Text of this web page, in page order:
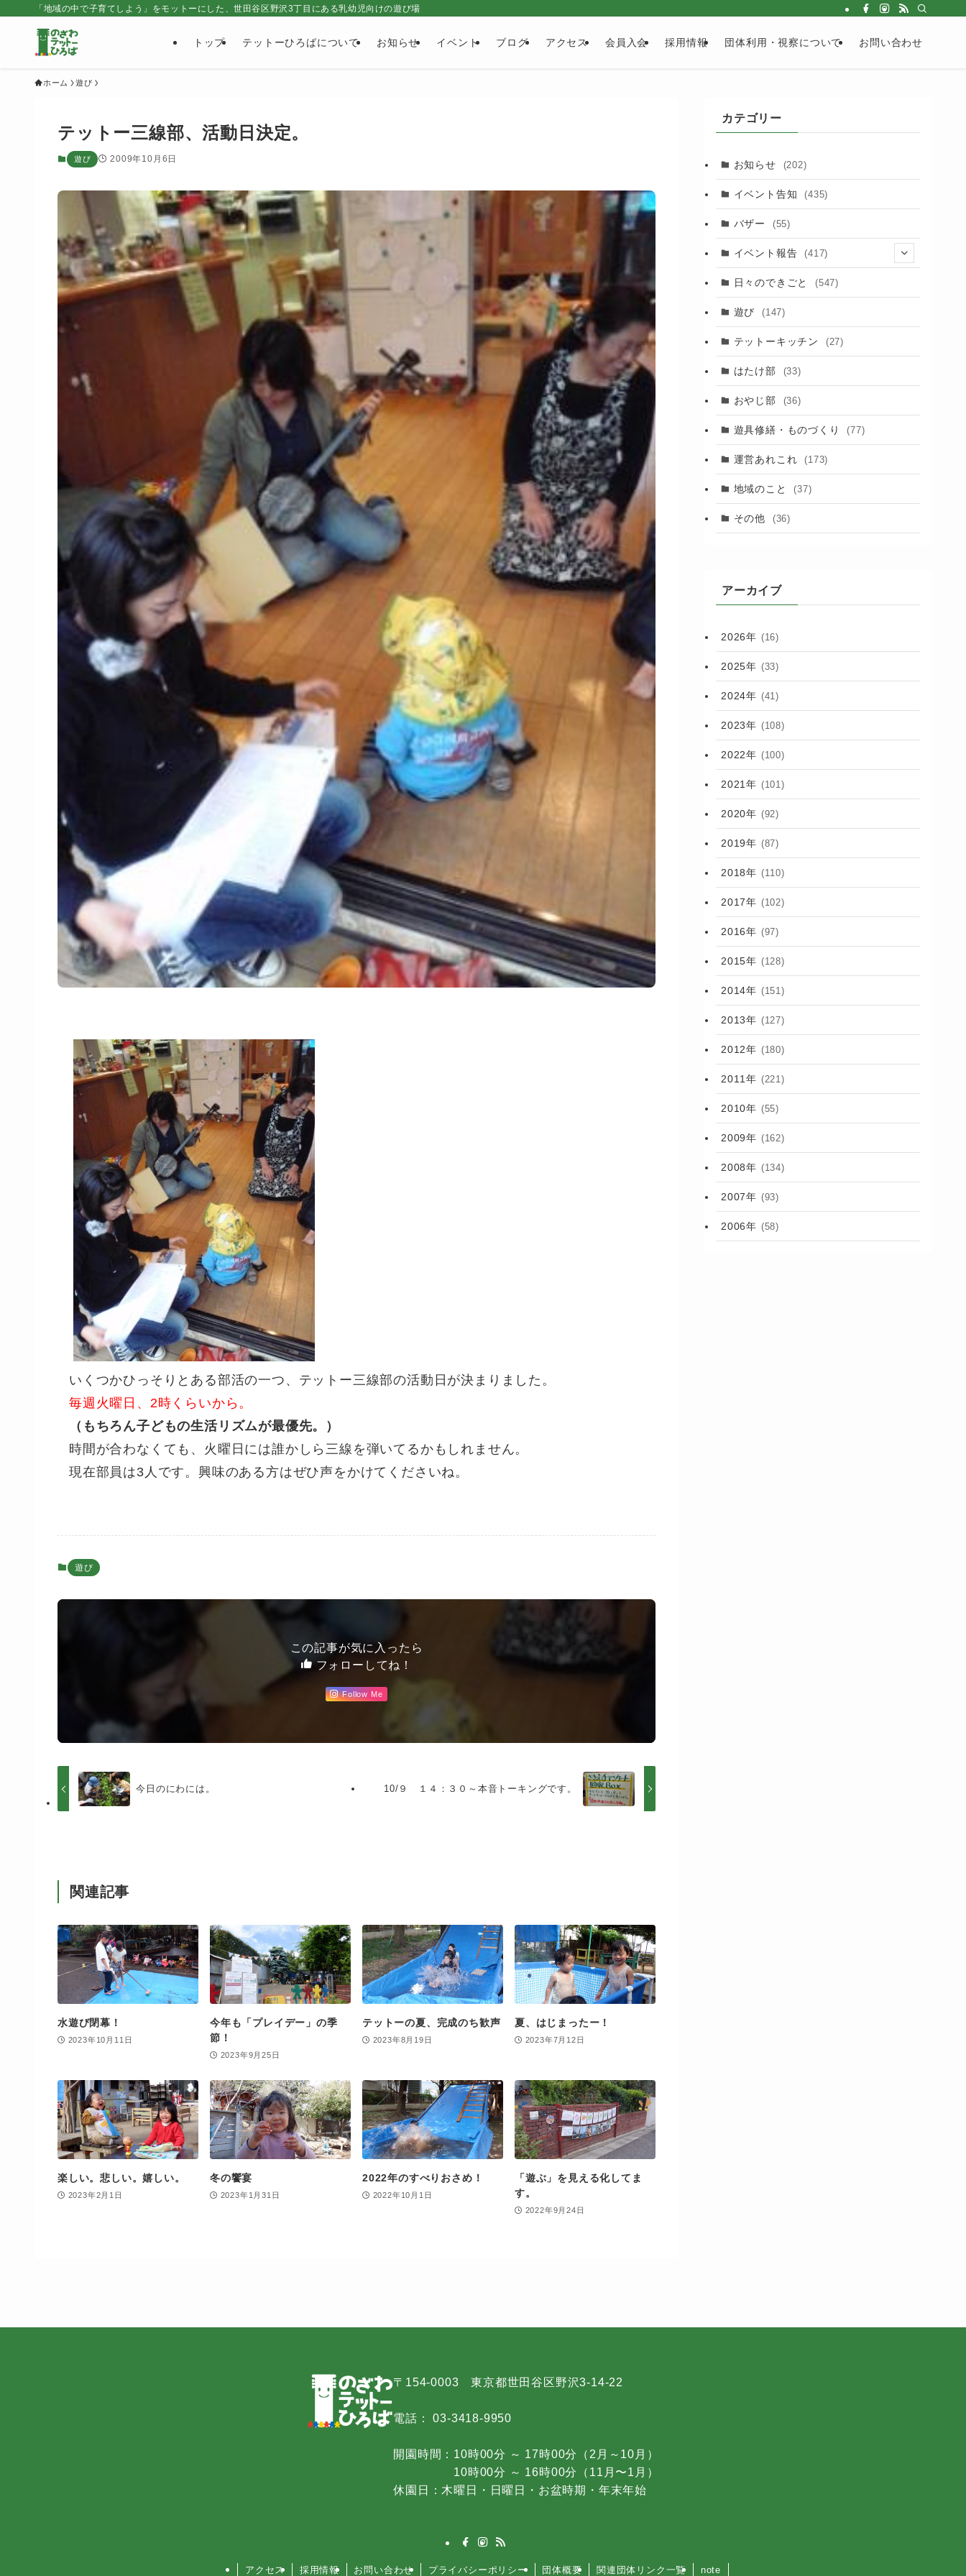
「地域の中で子育てしよう」をモットーにした、世田谷区野沢3丁目にある乳幼児向けの遊び場
トップ テットーひろばについて お知らせ イベント ブログ アクセス 会員入会 採用情報 団体利用・視察について お問い合わせ
ホーム 遊び
テットー三線部、活動日決定。
遊び 2009年10月6日
いくつかひっそりとある部活の一つ、テットー三線部の活動日が決まりました。
毎週火曜日、2時くらいから。
（もちろん子どもの生活リズムが最優先。）
時間が合わなくても、火曜日には誰かしら三線を弾いてるかもしれません。
現在部員は3人です。興味のある方はぜひ声をかけてくださいね。
遊び
この記事が気に入ったら
フォローしてね！
Follow Me
今日のにわには。 10/９ １４：３０～本音トーキングです。
関連記事
水遊び閉幕！
2023年10月11日
今年も「プレイデー」の季
節！
2023年9月25日
テットーの夏、完成のち歓声
2023年8月19日
夏、はじまったー！
2023年7月12日
楽しい。悲しい。嬉しい。
2023年2月1日
冬の饗宴
2023年1月31日
2022年のすべりおさめ！
2022年10月1日
「遊ぶ」を見える化してま
す。
2022年9月24日
カテゴリー
お知らせ (202)
イベント告知 (435)
バザー (55)
イベント報告 (417)
(2)
(88)
日々のできごと (547)
遊び (147)
テットーキッチン (27)
はたけ部 (33)
おやじ部 (36)
遊具修繕・ものづくり (77)
運営あれこれ (173)
地域のこと (37)
その他 (36)
アーカイブ
2026年 (16)
2025年 (33)
2024年 (41)
2023年 (108)
2022年 (100)
2021年 (101)
2020年 (92)
2019年 (87)
2018年 (110)
2017年 (102)
2016年 (97)
2015年 (128)
2014年 (151)
2013年 (127)
2012年 (180)
2011年 (221)
2010年 (55)
2009年 (162)
2008年 (134)
2007年 (93)
2006年 (58)
〒154-0003 東京都世田谷区野沢3-14-22
電話： 03-3418-9950
開園時間：10時00分 ～ 17時00分（2月～10月）
10時00分 ～ 16時00分（11月〜1月）
休園日：木曜日・日曜日・お盆時期・年末年始
アクセス 採用情報 お問い合わせ プライバシーポリシー 団体概要 関連団体リンク一覧 note